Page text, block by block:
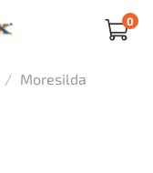
0
Moresilda